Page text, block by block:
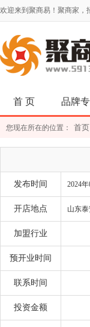
欢迎来到聚商易！聚商家，
首 页 品牌
您现在所在的位置： 首页
发布时间 2024年
开店地点 山东
加盟行业
预开业时间
联系时间
投资金额